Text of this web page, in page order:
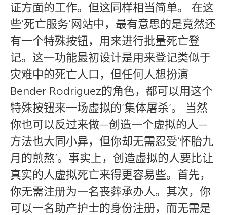
证方面的工作。但这同样相当简单。 在这
些’死亡服务’网站中，最有意思的是竟然还
有一个特殊按钮，用来进行批量死亡登
记。这一功能最初设计是用来登记类似于
灾难中的死亡人口，但任何人想扮演
Bender Rodriguez的角色，都可以用这个
特殊按钮来一场虚拟的’集体屠杀’。 当然
你也可以反过来做—创造一个虚拟的人—
方法也大同小异，但你却无需忍受’怀胎九
月的煎熬’。事实上，创造虚拟的人要比让
真实的人虚拟死亡来得更容易些。首先，
你无需注册为一名丧葬承办人。其次，你
可以一名助产护士的身份注册，而无需是